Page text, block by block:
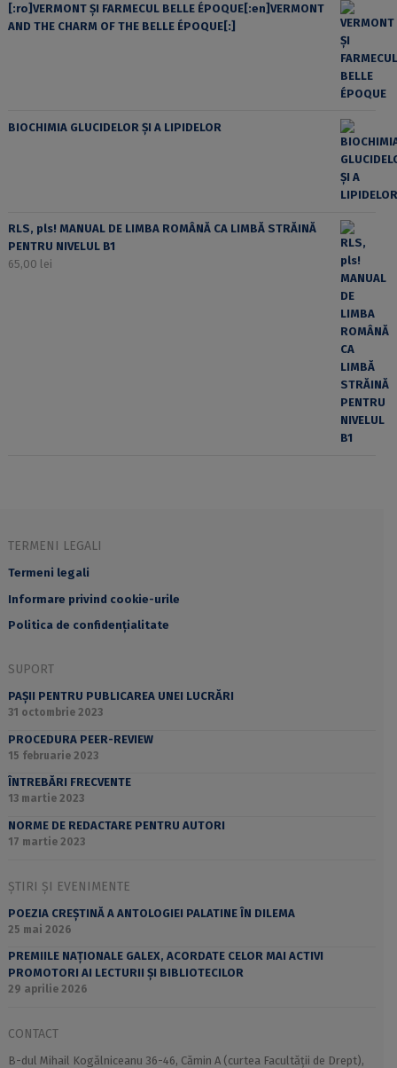
[:ro]VERMONT ȘI FARMECUL BELLE ÉPOQUE[:en]VERMONT
AND THE CHARM OF THE BELLE ÉPOQUE[:]
BIOCHIMIA GLUCIDELOR ȘI A LIPIDELOR
RLS, pls! MANUAL DE LIMBA ROMÂNĂ CA LIMBĂ STRĂINĂ
PENTRU NIVELUL B1
65,00 lei
TERMENI LEGALI
Termeni legali
Informare privind cookie-urile
Politica de confidențialitate
SUPORT
PAȘII PENTRU PUBLICAREA UNEI LUCRĂRI
31 octombrie 2023
PROCEDURA PEER-REVIEW
15 februarie 2023
ÎNTREBĂRI FRECVENTE
13 martie 2023
NORME DE REDACTARE PENTRU AUTORI
17 martie 2023
ȘTIRI ȘI EVENIMENTE
POEZIA CREȘTINĂ A ANTOLOGIEI PALATINE ÎN DILEMA
25 mai 2026
PREMIILE NAȚIONALE GALEX, ACORDATE CELOR MAI ACTIVI
PROMOTORI AI LECTURII ȘI BIBLIOTECILOR
29 aprilie 2026
CONTACT
B-dul Mihail Kogălniceanu 36-46, Cămin A (curtea Facultății de Drept),